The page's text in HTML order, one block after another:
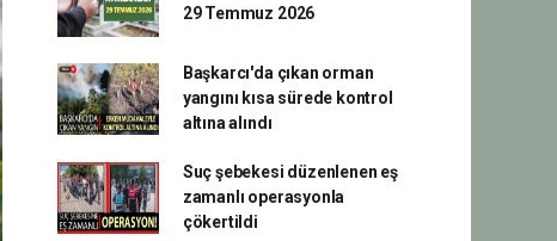
29 Temmuz 2026
Başkarcı'da çıkan orman
yangını kısa sürede kontrol
altına alındı
Suç şebekesi düzenlenen eş
zamanlı operasyonla
çökertildi